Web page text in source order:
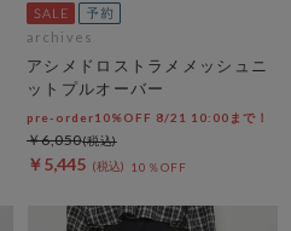
archives
アシメドロストラメメッシュニ
ットプルオーバー
pre-order10%OFF 8/21 10:00まで！
￥5,445 10％OFF
￥6,050